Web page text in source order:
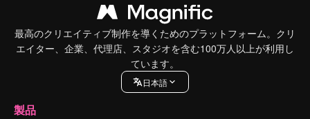
最高のクリエイティブ制作を導くためのプラットフォーム。クリ
エイター、企業、代理店、スタジオを含む100万人以上が利用し
ています。
日本語
製品